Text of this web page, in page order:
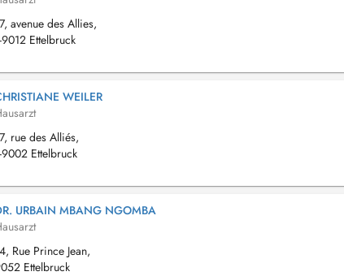
avenue des Allies,
9012 Ettelbruck
WEILER
rue des Alliés,
9002 Ettelbruck
URBAIN MBANG NGOMBA
Rue Prince Jean,
Ettelbruck